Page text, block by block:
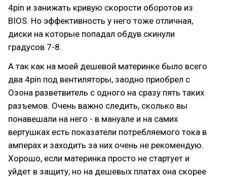
4pin и занижать кривую скорости оборотов из
BIOS. Но эффективность у него тоже отличная,
диски на которые попадал обдув скинули
градусов 7-8.
А так как на моей дешевой материнке было всего
два 4pin под вентиляторы, заодно приобрел с
Озона разветвитель с одного на сразу пять таких
разъемов. Очень важно следить, сколько вы
понавешали на него - в мануале и на самих
вертушках есть показатели потребляемого тока в
амперах и заходить за них очень не рекомендую.
Хорошо, если материнка просто не стартует и
уйдет в защиту, но на дешевых платах она скорее